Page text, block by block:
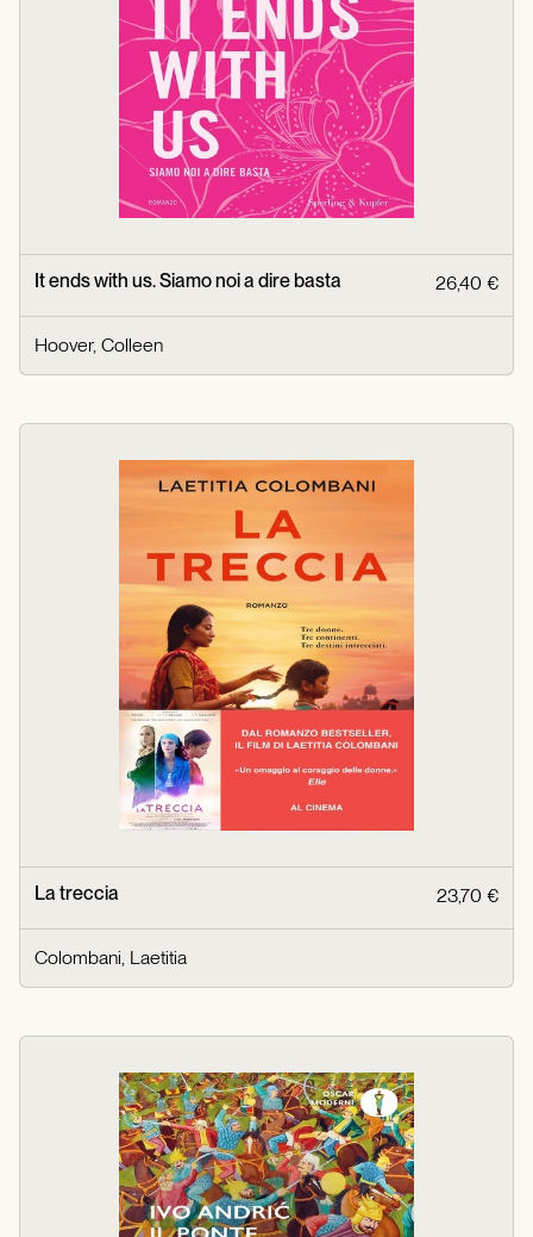
It ends with us. Siamo noi a dire basta 26,40 €
Hoover, Colleen
La treccia 23,70 €
Colombani, Laetitia